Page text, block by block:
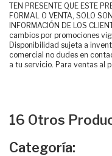
TEN PRESENTE QUE ESTE
FORMAL O VENTA, SOLO
INFORMACIÓN DE LOS
cambios por promociones
Disponibilidad sujeta a
comercial no dudes en
a tu servicio. Para ventas al
16 Otros
Categoría: